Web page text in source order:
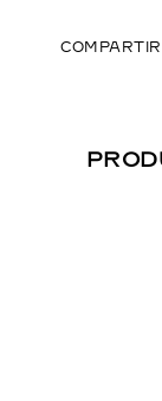
COMPARTIR